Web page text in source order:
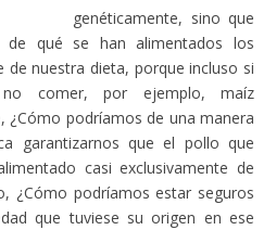
genéticamente, sino que
de qué se han alimentados los
nuestra dieta, porque incluso si
comer, por ejemplo, maíz
¿Cómo podríamos de una manera
garantizarnos que el pollo que
casi exclusivamente de
¿Cómo podríamos estar seguros
que tuviese su origen en ese